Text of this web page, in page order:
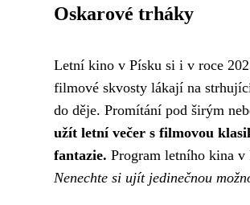
Oskarové trháky
Letní kino v Písku si i v roce
filmové skvosty lákají na
do děje. Promítání pod širým
užít letní večer s filmovou
fantazie. Program letního kina
Nenechte si ujít jedinečnou